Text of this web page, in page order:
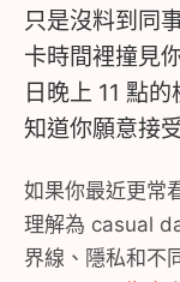
只是沒料到同
卡時間裡撞見
日晚上 11 點
知道你願意接
如果你最近更常
理解為 casual
界線、隱私和不